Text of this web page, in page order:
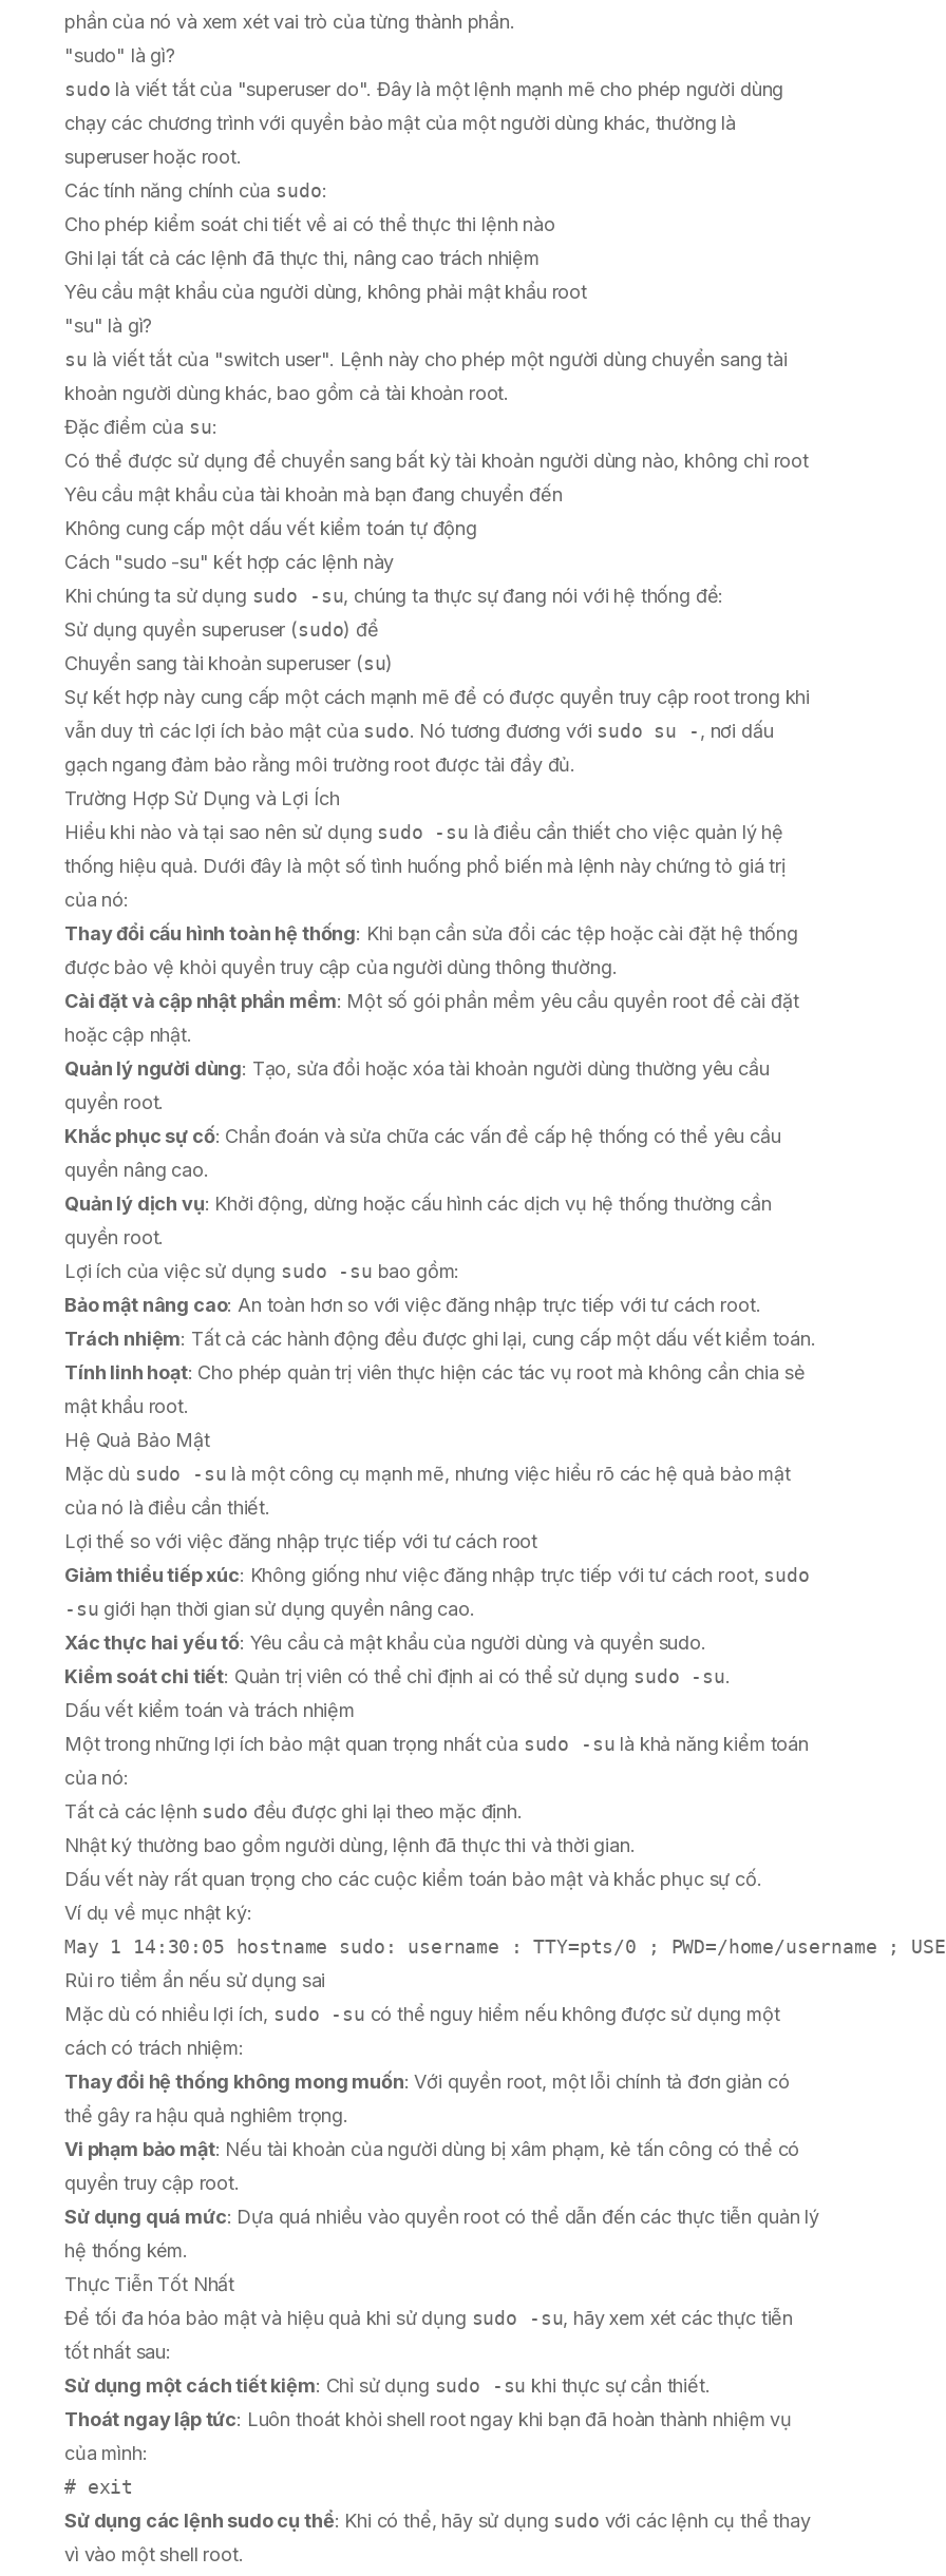
phần của nó và xem xét vai trò của từng thành phần.
"sudo" là gì?
sudo là viết tắt của "superuser do". Đây là một lệnh mạnh mẽ cho phép người dùng
chạy các chương trình với quyền bảo mật của một người dùng khác, thường là
superuser hoặc root.
Các tính năng chính của sudo:
Cho phép kiểm soát chi tiết về ai có thể thực thi lệnh nào
Ghi lại tất cả các lệnh đã thực thi, nâng cao trách nhiệm
Yêu cầu mật khẩu của người dùng, không phải mật khẩu root
"su" là gì?
su là viết tắt của "switch user". Lệnh này cho phép một người dùng chuyển sang tài
khoản người dùng khác, bao gồm cả tài khoản root.
Đặc điểm của su:
Có thể được sử dụng để chuyển sang bất kỳ tài khoản người dùng nào, không chỉ root
Yêu cầu mật khẩu của tài khoản mà bạn đang chuyển đến
Không cung cấp một dấu vết kiểm toán tự động
Cách "sudo -su" kết hợp các lệnh này
Khi chúng ta sử dụng sudo -su, chúng ta thực sự đang nói với hệ thống để:
Sử dụng quyền superuser (sudo) để
Chuyển sang tài khoản superuser (su)
Sự kết hợp này cung cấp một cách mạnh mẽ để có được quyền truy cập root trong khi
vẫn duy trì các lợi ích bảo mật của sudo. Nó tương đương với sudo su -, nơi dấu
gạch ngang đảm bảo rằng môi trường root được tải đầy đủ.
Trường Hợp Sử Dụng và Lợi Ích
Hiểu khi nào và tại sao nên sử dụng sudo -su là điều cần thiết cho việc quản lý hệ
thống hiệu quả. Dưới đây là một số tình huống phổ biến mà lệnh này chứng tỏ giá trị
của nó:
Thay đổi cấu hình toàn hệ thống: Khi bạn cần sửa đổi các tệp hoặc cài đặt hệ thống
được bảo vệ khỏi quyền truy cập của người dùng thông thường.
Cài đặt và cập nhật phần mềm: Một số gói phần mềm yêu cầu quyền root để cài đặt
hoặc cập nhật.
Quản lý người dùng: Tạo, sửa đổi hoặc xóa tài khoản người dùng thường yêu cầu
quyền root.
Khắc phục sự cố: Chẩn đoán và sửa chữa các vấn đề cấp hệ thống có thể yêu cầu
quyền nâng cao.
Quản lý dịch vụ: Khởi động, dừng hoặc cấu hình các dịch vụ hệ thống thường cần
quyền root.
Lợi ích của việc sử dụng sudo -su bao gồm:
Bảo mật nâng cao: An toàn hơn so với việc đăng nhập trực tiếp với tư cách root.
Trách nhiệm: Tất cả các hành động đều được ghi lại, cung cấp một dấu vết kiểm toán.
Tính linh hoạt: Cho phép quản trị viên thực hiện các tác vụ root mà không cần chia sẻ
mật khẩu root.
Hệ Quả Bảo Mật
Mặc dù sudo -su là một công cụ mạnh mẽ, nhưng việc hiểu rõ các hệ quả bảo mật
của nó là điều cần thiết.
Lợi thế so với việc đăng nhập trực tiếp với tư cách root
Giảm thiểu tiếp xúc: Không giống như việc đăng nhập trực tiếp với tư cách root, sudo
-su giới hạn thời gian sử dụng quyền nâng cao.
Xác thực hai yếu tố: Yêu cầu cả mật khẩu của người dùng và quyền sudo.
Kiểm soát chi tiết: Quản trị viên có thể chỉ định ai có thể sử dụng sudo -su.
Dấu vết kiểm toán và trách nhiệm
Một trong những lợi ích bảo mật quan trọng nhất của sudo -su là khả năng kiểm toán
của nó:
Tất cả các lệnh sudo đều được ghi lại theo mặc định.
Nhật ký thường bao gồm người dùng, lệnh đã thực thi và thời gian.
Dấu vết này rất quan trọng cho các cuộc kiểm toán bảo mật và khắc phục sự cố.
Ví dụ về mục nhật ký:
Rủi ro tiềm ẩn nếu sử dụng sai
Mặc dù có nhiều lợi ích, sudo -su có thể nguy hiểm nếu không được sử dụng một
cách có trách nhiệm:
Thay đổi hệ thống không mong muốn: Với quyền root, một lỗi chính tả đơn giản có
thể gây ra hậu quả nghiêm trọng.
Vi phạm bảo mật: Nếu tài khoản của người dùng bị xâm phạm, kẻ tấn công có thể có
quyền truy cập root.
Sử dụng quá mức: Dựa quá nhiều vào quyền root có thể dẫn đến các thực tiễn quản lý
hệ thống kém.
Thực Tiễn Tốt Nhất
Để tối đa hóa bảo mật và hiệu quả khi sử dụng sudo -su, hãy xem xét các thực tiễn
tốt nhất sau:
Sử dụng một cách tiết kiệm: Chỉ sử dụng sudo -su khi thực sự cần thiết.
Thoát ngay lập tức: Luôn thoát khỏi shell root ngay khi bạn đã hoàn thành nhiệm vụ
của mình:
Sử dụng các lệnh sudo cụ thể: Khi có thể, hãy sử dụng sudo với các lệnh cụ thể thay
vì vào một shell root.